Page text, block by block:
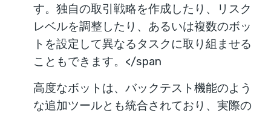
す。独自の取引戦略を作成したり、リスク
レベルを調整したり、あるいは複数のボッ
トを設定して異なるタスクに取り組ませる
こともできます。</span
高度なボットは、バックテスト機能のよう
な追加ツールとも統合されており、実際の